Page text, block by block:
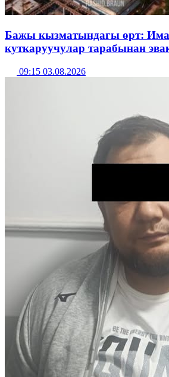
Бажы кызматындагы өрт:
куткаруучулар тарабынан
09:15 03.08.2026